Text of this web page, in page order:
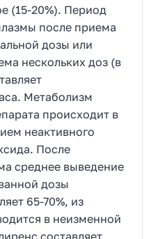
(15-20%). Период
после приема
дозы или
нескольких доз (в
Метаболизм
происходит в
неактивного
После
среднее выведение
дозы
65-70%, из
в неизменной
составляет